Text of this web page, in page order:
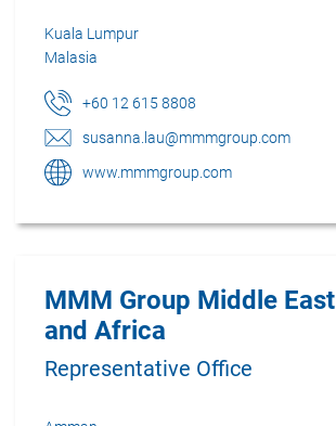
Kuala Lumpur
Malasia
+60 12 615 8808
susanna.lau@mmmgroup.com
www.mmmgroup.com
MMM Group Middle East
and Africa
Representative Office